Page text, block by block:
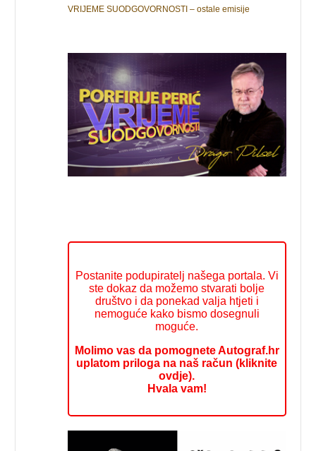
VRIJEME SUODGOVORNOSTI – ostale emisije
Postanite podupiratelj našega portala. Vi
ste dokaz da možemo stvarati bolje
društvo i da ponekad valja htjeti i
nemoguće kako bismo dosegnuli
moguće.
Molimo vas da pomognete Autograf.hr
uplatom priloga na naš račun (kliknite
ovdje).
Hvala vam!